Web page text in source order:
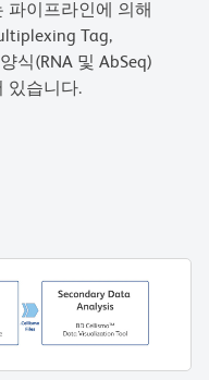
파이프라인에 의해
Tag,
식(RNA 및 AbSeq)
있습니다.